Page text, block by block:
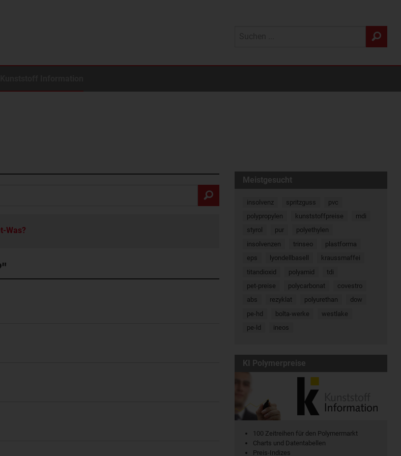
Was?
Meistgesucht
insolvenz spritzguss
pvc
polypropylen
kunststoffpreise
mdi
styrol
pur
polyethylen
insolvenzen
trinseo
plastforma
eps
lyondellbasell
kraussmaffei
titandioxid
polyamid
tdi
pet-preise
polycarbonat
covestro
abs
rezyklat polyurethan
dow
pe-hd
bolta-werke
westlake
pe-ld
ineos
KI Polymerpreise
100 Zeitreihen für den Polymermarkt
Charts und Datentabellen
Preis-Indizes